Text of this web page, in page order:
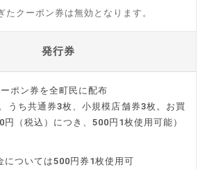
たクーポン券は無効となります。
発行券
ポン券を全町民に配布
うち共通券3枚、小規模店舗券3枚。お買
円（税込）につき、500円1枚使用可能）
については500円券1枚使用可